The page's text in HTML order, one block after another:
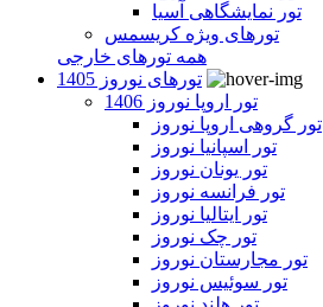
تور نمایشگاهی آسیا
تورهای ویژه کریسمس
همه تورهای خارجی
تورهای نوروز 1405
تور اروپا نوروز 1406
تور گروهی اروپا نوروز
تور اسپانیا نوروز
تور یونان نوروز
تور فرانسه نوروز
تور ایتالیا نوروز
تور چک نوروز
تور مجارستان نوروز
تور سوئیس نوروز